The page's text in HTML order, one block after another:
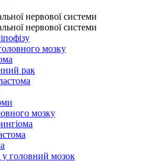
нервової системи
нервової системи
мозку
рак
мозку
у головний мозок